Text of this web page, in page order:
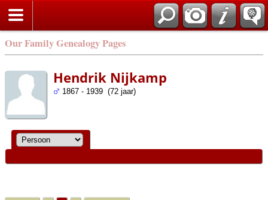
Our Family Genealogy Pages
Hendrik Nijkamp
1867 - 1939 (72 jaar)